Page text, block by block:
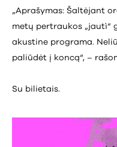
„Aprašymas: Šaltėjant
metų pertraukos „jautì“
akustine programa.
paliūdėt į koncą“, –
Su bilietais.